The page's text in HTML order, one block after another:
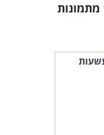
חגיגה לעיניים: צפו ב-16 מתמונות